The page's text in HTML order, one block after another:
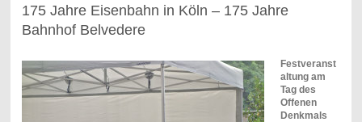
175 Jahre Eisenbahn in Köln – 175 Jahre
Bahnhof Belvedere
Festveranst
altung am
Tag des
Offenen
Denkmals